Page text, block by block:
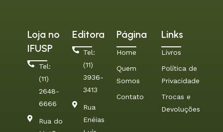
Loja no
IFUSP
Tel:
(11)
2648-
6666
Rua do
Editora
Tel:
(11)
3936-
3413
Rua
Enéias
Página
Home
Quem
Somos
Contato
Links
Livros
Política de
Privacidade
Trocas e
Devoluções